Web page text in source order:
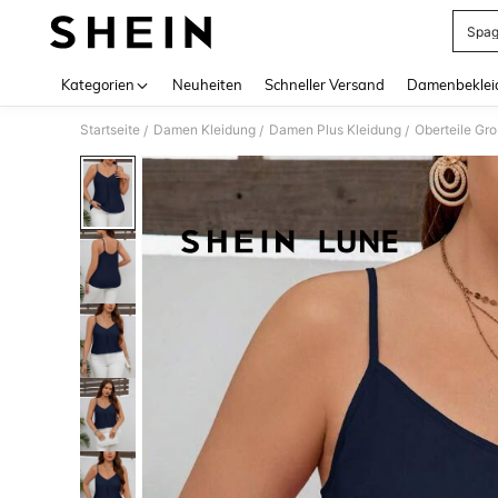
Kategorien Neuheiten Schneller Versand
Startseite / Damen Kleidung / Damen Plus Kleidung / Oberteile